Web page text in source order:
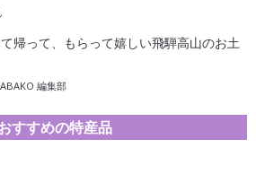
帰って、もらって嬉しい飛騨高山のお土
編集部
すすめの特産品